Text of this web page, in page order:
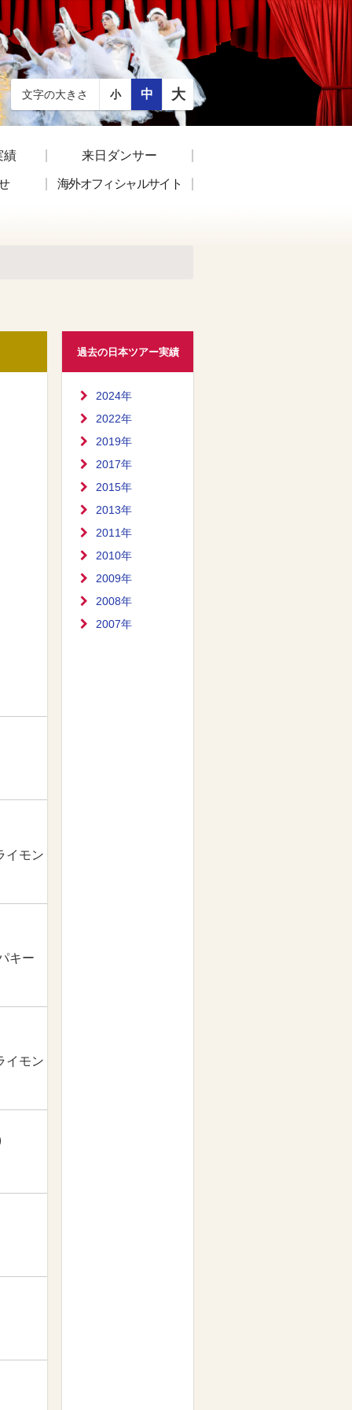
文字の大きさ 小 中 大
績 来日ダンサー
海外オフィシャルサイト
イモン
キー
イモン
過去の日本ツアー実績
2024年
2022年
2019年
2017年
2015年
2013年
2011年
2010年
2009年
2008年
2007年